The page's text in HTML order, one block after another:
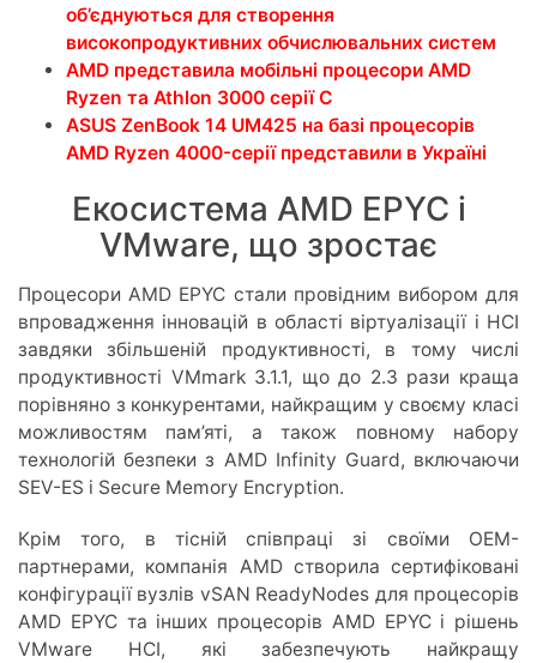
об’єднуються для створення
високопродуктивних обчислювальних систем
AMD представила мобільні процесори AMD
Ryzen та Athlon 3000 серії C
ASUS ZenBook 14 UM425 на базі процесорів
AMD Ryzen 4000-серії представили в Україні
Екосистема AMD EPYC і
VMware, що зростає
Процесори AMD EPYC стали провідним вибором для
впровадження інновацій в області віртуалізації і HCI
завдяки збільшеній продуктивності, в тому числі
продуктивності VMmark 3.1.1, що до 2.3 рази краща
порівняно з конкурентами, найкращим у своєму класі
можливостям пам’яті, а також повному набору
технологій безпеки з AMD Infinity Guard, включаючи
SEV-ES і Secure Memory Encryption.
Крім того, в тісній співпраці зі своїми OEM-
партнерами, компанія AMD створила сертифіковані
конфігурації вузлів vSAN ReadyNodes для процесорів
AMD EPYC та інших процесорів AMD EPYC і рішень
VMware HCI, які забезпечують найкращу